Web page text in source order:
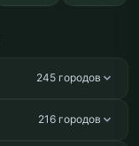
245 городов
216 городов